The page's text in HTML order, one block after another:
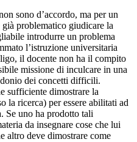
sono d’accordo, ma per un
problematico giudicare la
introdurre un problema
l’istruzione universitaria
il docente non ha il compito
missione di inculcare in una
dei concetti difficili.
sufficiente dimostrare la
la ricerca) per essere abilitati ad
Se uno ha prodotto tali
da insegnare cose che lui
altro deve dimostrare come